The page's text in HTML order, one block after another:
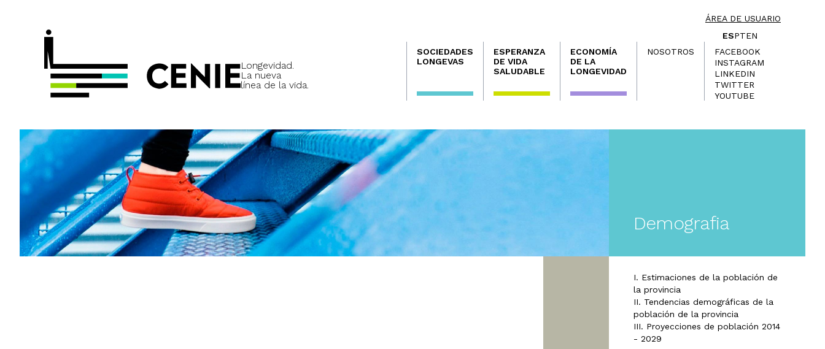
ÁREA DE USUARIO
Longevidad.
La nueva
línea de la vida.
ESPTEN
Navegación
principal
SOCIEDADES
LONGEVAS
ESPERANZA
DE VIDA
SALUDABLE
ECONOMÍA
DE LA
LONGEVIDAD
NOSOTROS
FACEBOOK
INSTAGRAM
LINKEDIN
TWITTER
YOUTUBE
Demografia
I. Estimaciones de la población de
la provincia
II. Tendencias demográficas de la
población de la provincia
III. Proyecciones de población 2014
- 2029